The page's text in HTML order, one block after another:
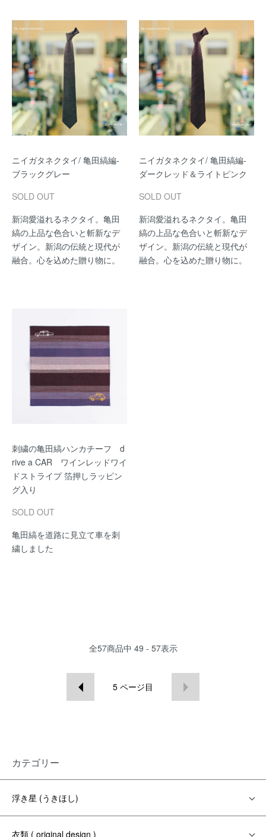
ニイガタネクタイ/ 亀田縞編-
ブラックグレー
SOLD OUT
新潟愛溢れるネクタイ。亀田
縞の上品な色合いと斬新なデ
ザイン。新潟の伝統と現代が
融合。心を込めた贈り物に。
ニイガタネクタイ/ 亀田縞編-
ダークレッド＆ライトピンク
SOLD OUT
新潟愛溢れるネクタイ。亀田
縞の上品な色合いと斬新なデ
ザイン。新潟の伝統と現代が
融合。心を込めた贈り物に。
刺繍の亀田縞ハンカチーフ d
rive a CAR ワインレッドワイ
ドストライプ 箔押しラッピン
グ入り
SOLD OUT
亀田縞を道路に見立て車を刺
繍しました
全57商品中 49 - 57表示
5 ページ目
カテゴリー
浮き星 (うきほし)
衣類 ( original design )